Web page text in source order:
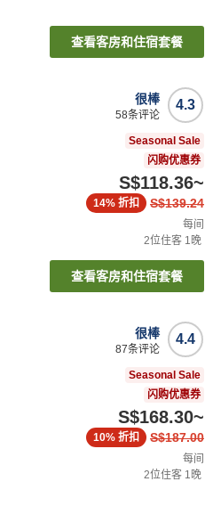
查看客房和住宿套餐
4.3
很棒
58条评论
Seasonal Sale
闪购优惠券
S$118.36~
S$139.24
14% 折扣
每间
2位住客 1晚
查看客房和住宿套餐
4.4
很棒
87条评论
Seasonal Sale
闪购优惠券
S$168.30~
S$187.00
10% 折扣
每间
2位住客 1晚